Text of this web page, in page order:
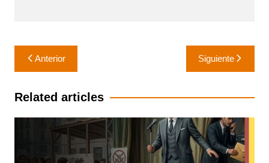
Navegación
de
entradas
Anterior Siguiente
Related articles